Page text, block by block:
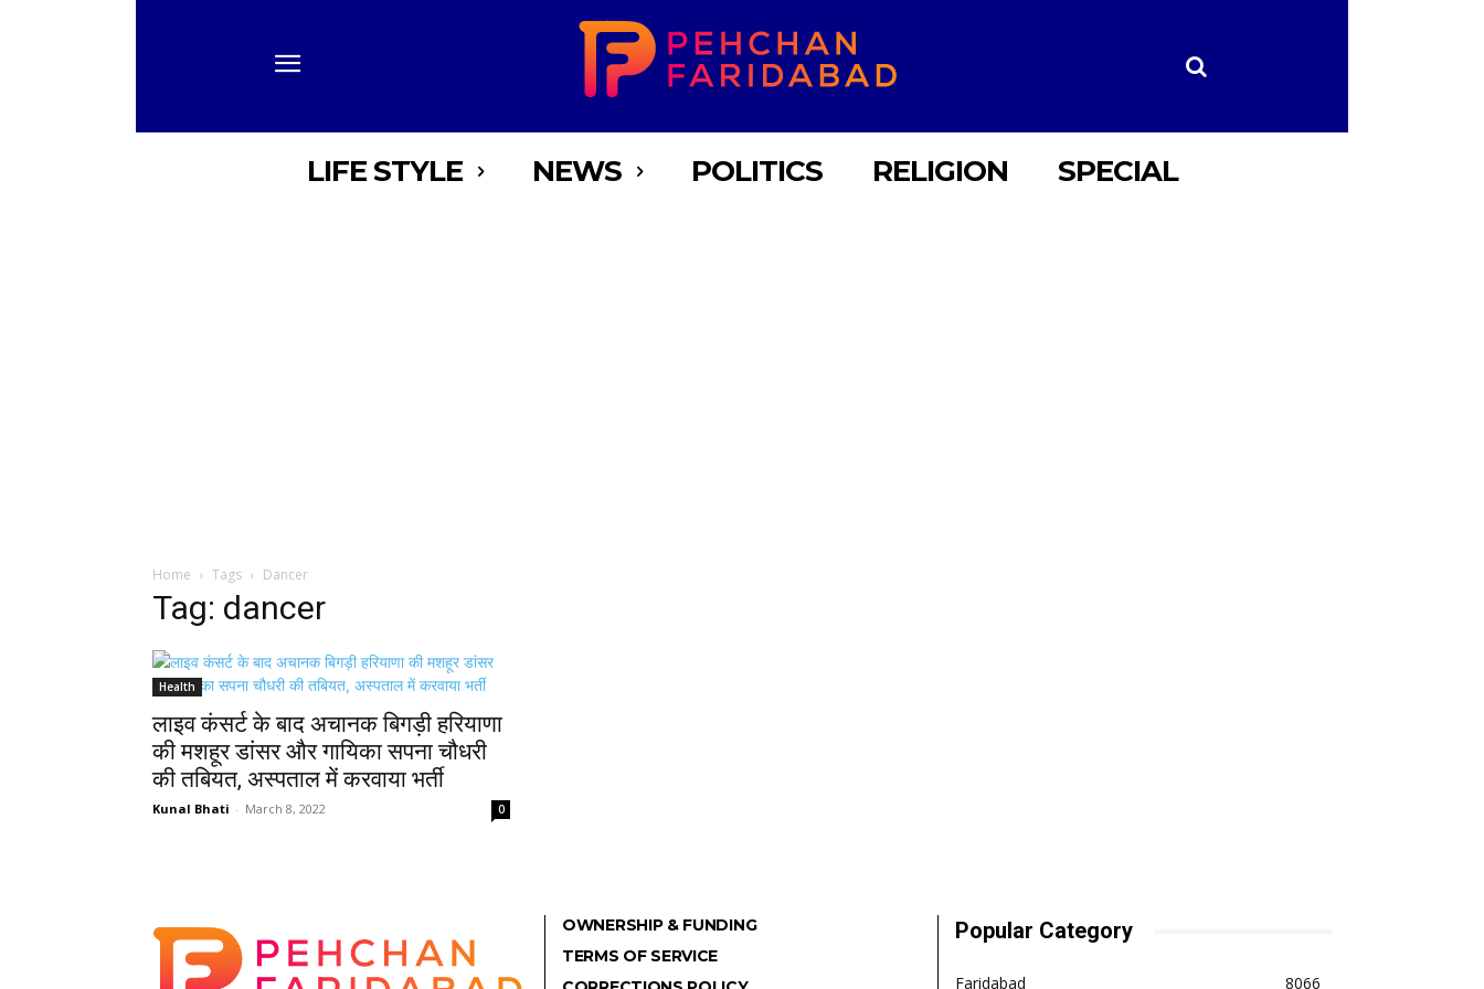
LIFE STYLE NEWS POLITICS RELIGION SPECIAL
Home Tags Dancer
Tag: dancer
Health
लाइव कंसर्ट के बाद अचानक बिगड़ी हरियाणा
की मशहूर डांसर और गायिका सपना चौधरी
की तबियत, अस्पताल में करवाया भर्ती
Kunal Bhati - March 8, 2022 0
OWNERSHIP & FUNDING
TERMS OF SERVICE
Popular Category
Faridabad 8066